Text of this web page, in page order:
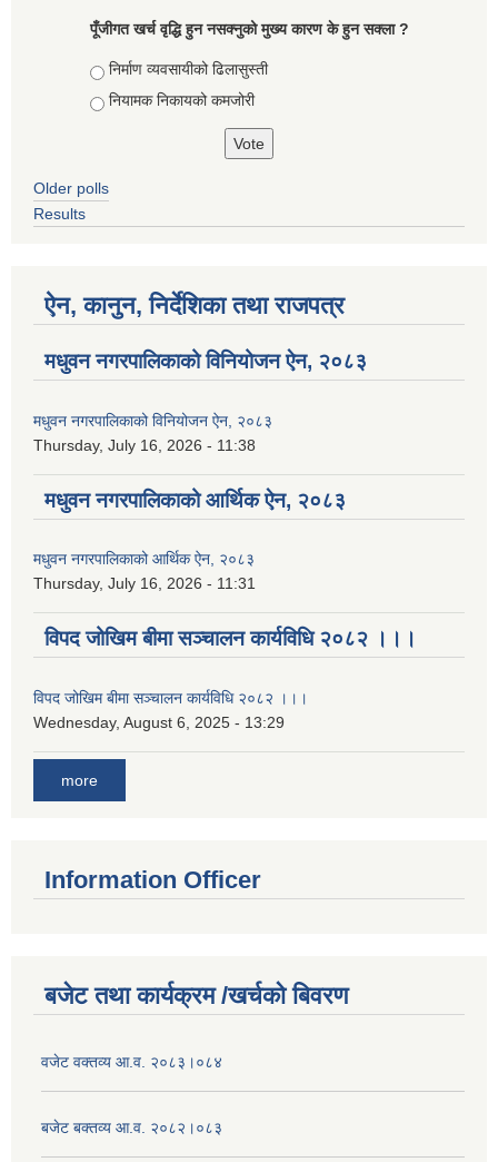
पूँजीगत खर्च वृद्धि हुन नसक्नुको मुख्य कारण के हुन सक्ला ?
Choices
निर्माण व्यवसायीको ढिलासुस्ती
नियामक निकायको कमजोरी
Older polls
Results
ऐन, कानुन, निर्देशिका तथा राजपत्र
मधुवन नगरपालिकाको विनियोजन ऐन, २०८३
मधुवन नगरपालिकाको विनियोजन ऐन, २०८३
Thursday, July 16, 2026 - 11:38
मधुवन नगरपालिकाको आर्थिक ऐन, २०८३
मधुवन नगरपालिकाको आर्थिक ऐन, २०८३
Thursday, July 16, 2026 - 11:31
विपद जोखिम बीमा सञ्चालन कार्यविधि २०८२ ।।।
विपद जोखिम बीमा सञ्चालन कार्यविधि २०८२ ।।।
Wednesday, August 6, 2025 - 13:29
more
Information Officer
बजेट तथा कार्यक्रम /खर्चको बिवरण
वजेट वक्तव्य आ.व. २०८३।०८४
बजेट बक्तव्य आ.व. २०८२।०८३